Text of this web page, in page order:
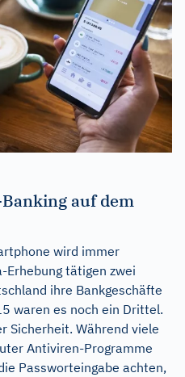
auf dem
wird immer
tätigen zwei
ihre Bankgeschäfte
waren es noch ein Drittel.
Sicherheit. Während viele
Antiviren-Programme
Passworteingabe achten,